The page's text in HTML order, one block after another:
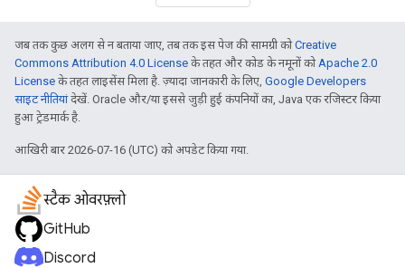
जब तक कुछ अलग से न बताया जाए, तब तक इस पेज की सामग्री कोCreative
Commons Attribution 4.0 License के तहत और कोड के नमूनों को Apache 2.0
License के तहत लाइसेंस मिला है. ज़्यादा जानकारी के लिए, Google Developers
साइट नीतियांदेखें. Oracle और/या इससे जुड़ी हुई कंपनियों का, Java एक रजिस्टर किया
हुआ ट्रेडमार्क है.
आखिरी बार 2026-07-16 (UTC) को अपडेट किया गया.
स्टैक ओवरफ़्लो
GitHub
Discord